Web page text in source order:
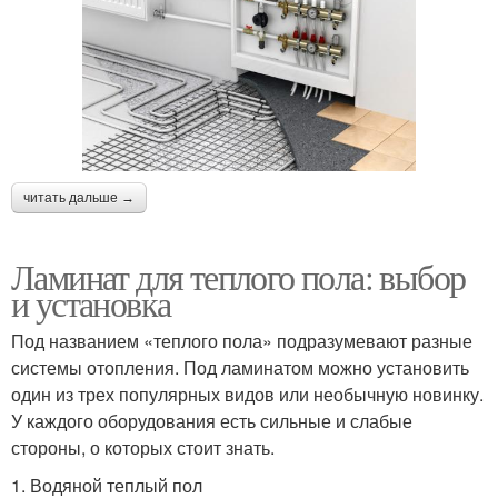
читать дальше →
Ламинат для теплого пола: выбор
и установка
Под названием «теплого пола» подразумевают разные
системы отопления. Под ламинатом можно установить
один из трех популярных видов или необычную новинку.
У каждого оборудования есть сильные и слабые
стороны, о которых стоит знать.
1. Водяной теплый пол